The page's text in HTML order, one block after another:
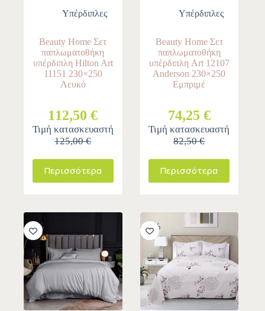
Υπέρδιπλες
Beauty Home Σετ
παπλωματοθήκη
υπέρδιπλη Hilton Art
11151 230×250
Λευκό
112,50 €
Τιμή κατασκευαστή
125,00 €
Περισσότερα
Υπέρδιπλες
Beauty Home Σετ
παπλωματοθήκη
υπέρδιπλη Art 12107
Anderson 230×250
Εμπριμέ
74,25 €
Τιμή κατασκευαστή
82,50 €
Περισσότερα
-10% -10%